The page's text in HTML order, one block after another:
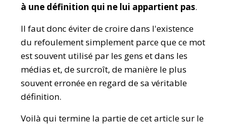
à une définition qui ne lui appartient pas.
Il faut donc éviter de croire dans l'existence
du refoulement simplement parce que ce mot
est souvent utilisé par les gens et dans les
médias et, de surcroît, de manière le plus
souvent erronée en regard de sa véritable
définition.
Voilà qui termine la partie de cet article sur le